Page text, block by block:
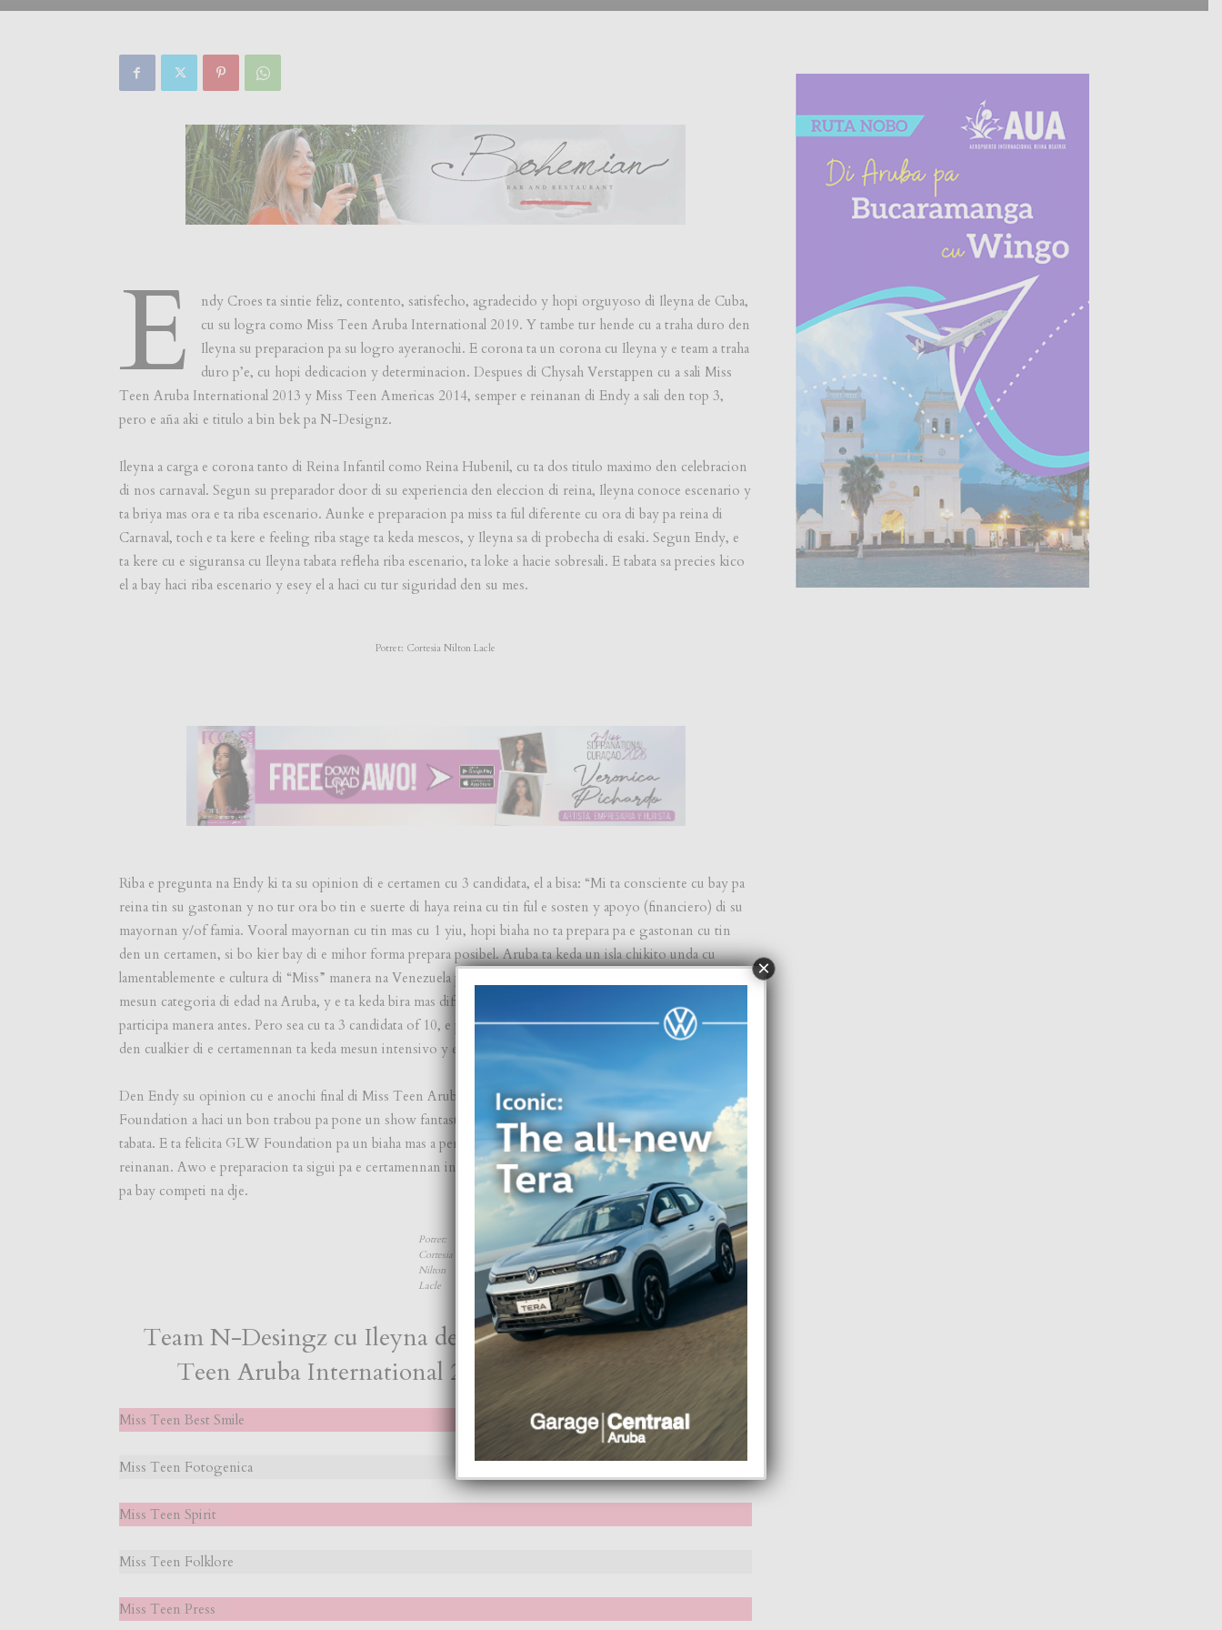
E
ndy Croes ta sintie feliz, contento, satisfecho, agradecido y hopi orguyoso di Ileyna de Cuba,
cu su logra como Miss Teen Aruba International 2019. Y tambe tur hende cu a traha duro den
Ileyna su preparacion pa su logro ayeranochi. E corona ta un corona cu Ileyna y e team a traha
duro p’e, cu hopi dedicacion y determinacion. Despues di Chysah Verstappen cu a sali Miss
Teen Aruba International 2013 y Miss Teen Americas 2014, semper e reinanan di Endy a sali den top 3,
pero e aña aki e titulo a bin bek pa N-Designz.
Ileyna a carga e corona tanto di Reina Infantil como Reina Hubenil, cu ta dos titulo maximo den celebracion
di nos carnaval. Segun su preparador door di su experiencia den eleccion di reina, Ileyna conoce escenario y
ta briya mas ora e ta riba escenario. Aunke e preparacion pa miss ta ful diferente cu ora di bay pa reina di
Carnaval, toch e ta kere e feeling riba stage ta keda mescos, y Ileyna sa di probecha di esaki. Segun Endy, e
ta kere cu e siguransa cu Ileyna tabata refleha riba escenario, ta loke a hacie sobresali. E tabata sa precies kico
el a bay haci riba escenario y esey el a haci cu tur siguridad den su mes.
Potret: Cortesia Nilton Lacle
Riba e pregunta na Endy ki ta su opinion di e certamen cu 3 candidata, el a bisa: “Mi ta consciente cu bay pa
reina tin su gastonan y no tur ora bo tin e suerte di haya reina cu tin ful e sosten y apoyo (financiero) di su
mayornan y/of famia. Vooral mayornan cu tin mas cu 1 yiu, hopi biaha no ta prepara pa e gastonan cu tin
den un certamen, si bo kier bay di e mihor forma prepara posibel. Aruba ta keda un isla chikito unda cu
lamentablemente e cultura di “Miss” manera na Venezuela por ehempel, no ta existi. Tin 3 certamen di e
mesun categoria di edad na Aruba, y e ta keda bira mas dificil pa tur 3 certamen haya hopi candidata pa
participa manera antes. Pero sea cu ta 3 candidata of 10, e preparacion pa e reina cu ta representa N-Designz
den cualkier di e certamennan ta keda mesun intensivo y extenso”.
Den Endy su opinion cu e anochi final di Miss Teen Aruba International a bay hopi bon coordina y GLW
Foundation a haci un bon trabou pa pone un show fantastico pa e publico, aunke cu ta 3 candidata so nan
tabata. E ta felicita GLW Foundation pa un biaha mas a percura pa un temporada hopi educativo pa e 3
reinanan. Awo e preparacion ta sigui pa e certamennan internacional cu cada un di nan lo tin e oportunidad
pa bay competi na dje.
Potret:
Cortesia
Nilton
Lacle
Team N-Desingz cu Ileyna den su participacion na Miss
Teen Aruba International 2019 a gana 10 premio:
Miss Teen Best Smile
Miss Teen Fotogenica
Miss Teen Spirit
Miss Teen Folklore
Miss Teen Press
×